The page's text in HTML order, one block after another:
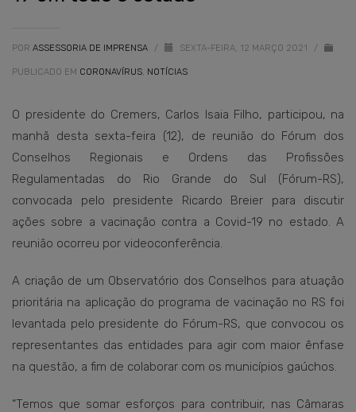
POR ASSESSORIA DE IMPRENSA / SEXTA-FEIRA, 12 MARÇO 2021 /
PUBLICADO EM CORONAVÍRUS, NOTÍCIAS
O presidente do Cremers, Carlos Isaia Filho, participou, na
manhã desta sexta-feira (12), de reunião do Fórum dos
Conselhos Regionais e Ordens das Profissões
Regulamentadas do Rio Grande do Sul (Fórum-RS),
convocada pelo presidente Ricardo Breier para discutir
ações sobre a vacinação contra a Covid-19 no estado. A
reunião ocorreu por videoconferência.
A criação de um Observatório dos Conselhos para atuação
prioritária na aplicação do programa de vacinação no RS foi
levantada pelo presidente do Fórum-RS, que convocou os
representantes das entidades para agir com maior ênfase
na questão, a fim de colaborar com os municípios gaúchos.
“Temos que somar esforços para contribuir, nas Câmaras